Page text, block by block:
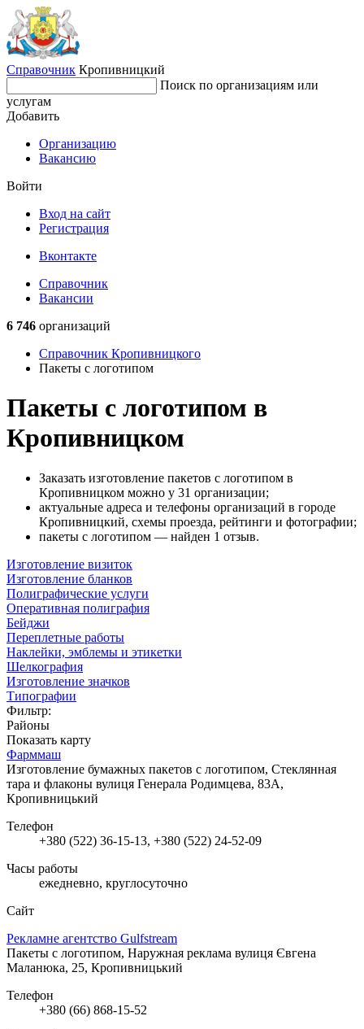
Справочник Кропивницкий
Поиск по организациям или
услугам
Добавить
Организацию
Вакансию
Войти
Вход на сайт
Регистрация
Вконтакте
Справочник
Вакансии
6 746 организаций
Справочник Кропивницкого
Пакеты с логотипом
Пакеты с логотипом в
Кропивницком
Заказать изготовление пакетов с логотипом в
Кропивницком можно у 31 организации;
актуальные адреса и телефоны организаций в городе
Кропивницкий, схемы проезда, рейтинги и фотографии;
пакеты с логотипом — найден 1 отзыв.
Изготовление визиток
Изготовление бланков
Полиграфические услуги
Оперативная полиграфия
Бейджи
Переплетные работы
Наклейки, эмблемы и этикетки
Шелкография
Изготовление значков
Типографии
Фильтр:
Районы
Показать карту
Фарммаш
Изготовление бумажных пакетов с логотипом, Стеклянная
тара и флаконы вулиця Генерала Родимцева, 83А,
Кропивницький
Телефон
+380 (522) 36-15-13, +380 (522) 24-52-09
Часы работы
ежедневно, круглосуточно
Сайт
Рекламне агентство Gulfstream
Пакеты с логотипом, Наружная реклама вулиця Євгена
Маланюка, 25, Кропивницький
Телефон
+380 (66) 868-15-52